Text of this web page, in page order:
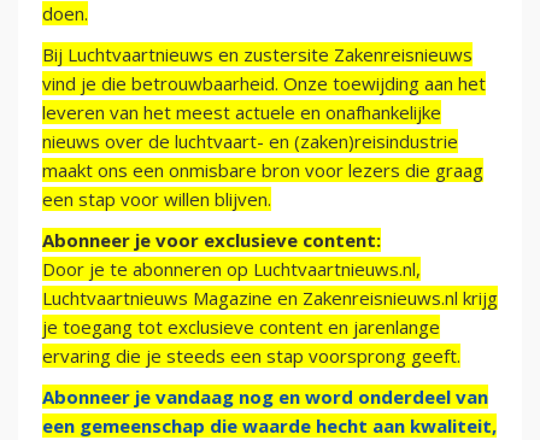
doen.
Bij Luchtvaartnieuws en zustersite Zakenreisnieuws
vind je die betrouwbaarheid. Onze toewijding aan het
leveren van het meest actuele en onafhankelijke
nieuws over de luchtvaart- en (zaken)reisindustrie
maakt ons een onmisbare bron voor lezers die graag
een stap voor willen blijven.
Abonneer je voor exclusieve content:
Door je te abonneren op Luchtvaartnieuws.nl,
Luchtvaartnieuws Magazine en Zakenreisnieuws.nl krijg
je toegang tot exclusieve content en jarenlange
ervaring die je steeds een stap voorsprong geeft.
Abonneer je vandaag nog en word onderdeel van
een gemeenschap die waarde hecht aan kwaliteit,